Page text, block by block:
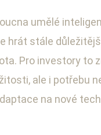
umělé
hrát stále
Pro investory to
ale i potřebu
na nové